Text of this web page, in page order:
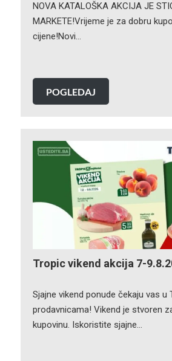
NOVA KATALOŠKA AKCIJA JE
MARKETE!Vrijeme je za dobru
cijene!Novi…
POGLEDAJ
Tropic vikend akcija 7-
Sjajne vikend ponude čekaju vas u
prodavnicama! Vikend je stvoren
kupovinu. Iskoristite sjajne…